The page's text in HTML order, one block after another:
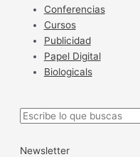
Conferencias
Cursos
Publicidad
Papel Digital
Biologicals
Newsletter